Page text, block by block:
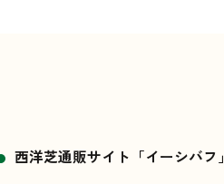
西洋芝通販サイト「イーシバフ」